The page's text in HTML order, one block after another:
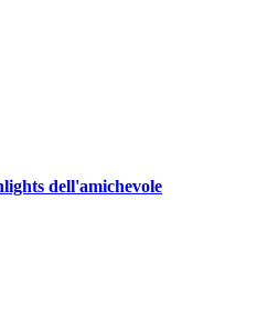
dell'amichevole